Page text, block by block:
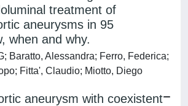
treatment of
aneurysms in 95
when and why.
Baratto, Alessandra; Ferro, Federica;
Fitta', Claudio; Miotto, Diego
aneurysm with coexistent